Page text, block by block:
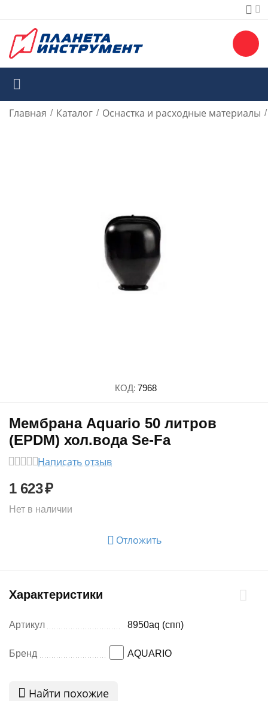
Главная / Каталог / Оснастка и расходные материалы /
КОД: 7968
Мембрана Aquario 50 литров
(EPDM) хол.вода Se-Fa
Написать отзыв
1 623₽
Нет в наличии
Отложить
Характеристики
Артикул 8950aq (спп)
Бренд AQUARIO
Найти похожие